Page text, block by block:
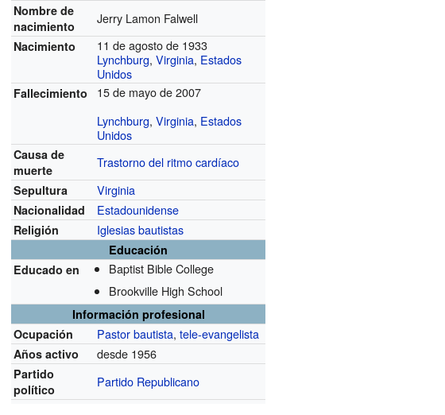
Nombre de
nacimiento
Jerry Lamon Falwell
Nacimiento
11 de agosto de 1933
Lynchburg,Virginia, Estados
Unidos
Fallecimiento
15 de mayo de 2007
Lynchburg,Virginia, Estados
Unidos
Causa de
muerte
Trastorno del ritmo cardíaco
Sepultura Virginia
Nacionalidad Estadounidense
Religión Iglesias bautistas
Educación
Educado en
Baptist Bible College
Brookville High School
Información profesional
Ocupación
Pastor bautista,tele-evangelista
Años activo desde 1956
Partido
político
Partido Republicano